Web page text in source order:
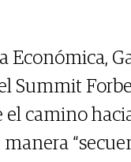
Económica,
Summit
el camino